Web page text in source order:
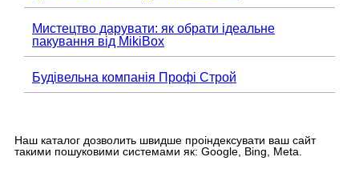
Мистецтво дарувати: як обрати ідеальне
пакування від MikiBox
Будівельна компанія Профі Строй
Наш каталог дозволить швидше проіндексувати ваш сайт
такими пошуковими системами як: Google, Bing, Meta.